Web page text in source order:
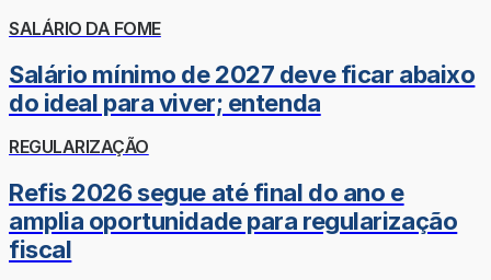
SALÁRIO DA FOME
Salário mínimo de 2027 deve ficar abaixo
do ideal para viver; entenda
REGULARIZAÇÃO
Refis 2026 segue até final do ano e
amplia oportunidade para regularização
fiscal